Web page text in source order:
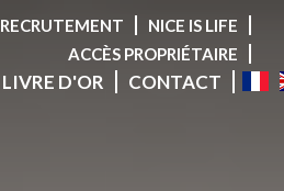
RECRUTEMENT
NICE IS LIFE
ACCÈS PROPRIÉTAIRE
LIVRE D'OR CONTACT